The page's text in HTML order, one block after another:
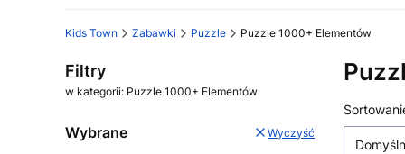
Kids Town Zabawki Puzzle Puzzle 1000+ Elementów
Filtry
w kategorii: Puzzle 1000+ Elementów
Wybrane Wyczyść
Lista